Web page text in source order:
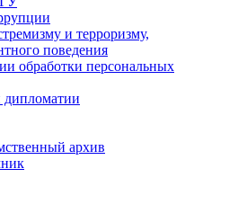
и терроризму,
поведения
обработки персональных
дипломатии
архив